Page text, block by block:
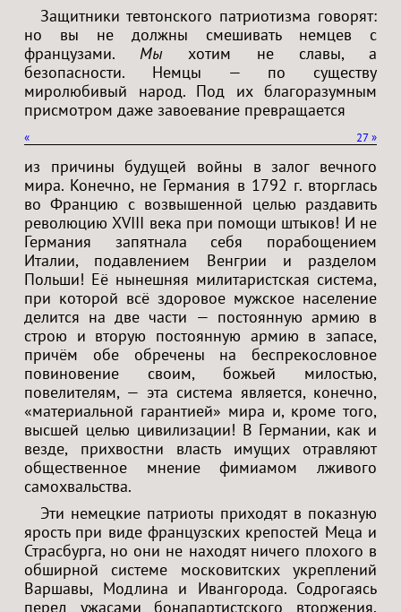
Защитники тевтонского патриотизма говорят:
но вы не должны смешивать немцев с
французами. Мы хотим не славы, а
безопасности. Немцы — по существу
миролюбивый народ. Под их благоразумным
присмотром даже завоевание превращается
« »
27
из причины будущей войны в залог вечного
мира. Конечно, не Германия в 1792 г. вторглась
во Францию с возвышенной целью раздавить
революцию XVIII века при помощи штыков! И не
Германия запятнала себя порабощением
Италии, подавлением Венгрии и разделом
Польши! Её нынешняя милитаристская система,
при которой всё здоровое мужское население
делится на две части — постоянную армию в
строю и вторую постоянную армию в запасе,
причём обе обречены на беспрекословное
повиновение своим, божьей милостью,
повелителям, — эта система является, конечно,
«материальной гарантией» мира и, кроме того,
высшей целью цивилизации! В Германии, как и
везде, прихвостни власть имущих отравляют
общественное мнение фимиамом лживого
самохвальства.
Эти немецкие патриоты приходят в показную
ярость при виде французских крепостей Меца и
Страсбурга, но они не находят ничего плохого в
обширной системе московитских укреплений
Варшавы, Модлина и Ивангорода. Содрогаясь
перед ужасами бонапартистского вторжения,